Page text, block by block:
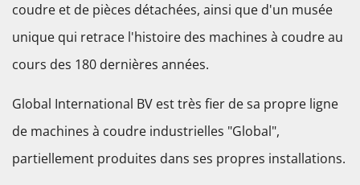
coudre et de pièces détachées, ainsi que d'un musée
unique qui retrace l'histoire des machines à coudre au
cours des 180 dernières années.
Global International BV est très fier de sa propre ligne
de machines à coudre industrielles "Global",
partiellement produites dans ses propres installations.